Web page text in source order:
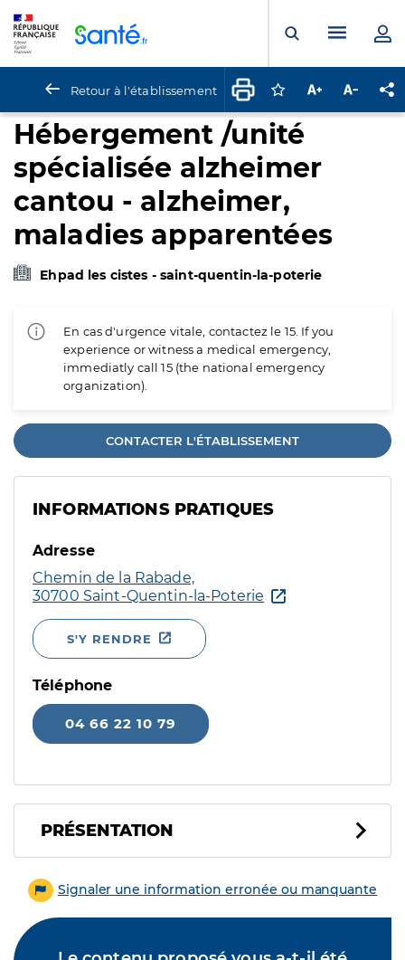
Ouvrir laMenu
Retour à l'établissement Connectez-vous
Augmenter la
Hébergement /unité
spécialisée alzheimer
cantou - alzheimer,
maladies apparentées
Ehpad les cistes - saint-quentin-la-poterie
En cas d'urgence vitale, contactez le 15. If you
experience or witness a medical emergency,
immediatly call 15 (the national emergency
organization).
CONTACTER L'ÉTABLISSEMENT
INFORMATIONS PRATIQUES
Adresse
Chemin de la Rabade,
30700 Saint-Quentin-la-Poterie
S'Y RENDRE
Téléphone
04 66 22 10 79
PRÉSENTATION
Signaler une information erronée ou manquante